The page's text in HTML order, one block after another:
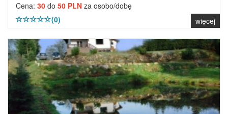
Cena: 30 do 50 PLN za osobo/dobę
(0)
więcej